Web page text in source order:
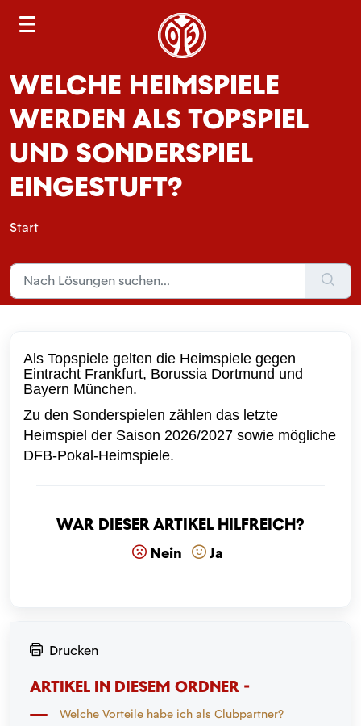
WELCHE HEIMSPIELE
WERDEN ALS TOPSPIEL
UND SONDERSPIEL
EINGESTUFT?
Start
Als Topspiele gelten die Heimspiele gegen
Eintracht Frankfurt, Borussia Dortmund und
Bayern München.
Zu den Sonderspielen zählen das letzte
Heimspiel der Saison 2026/2027 sowie mögliche
DFB-Pokal-Heimspiele.
War dieser Artikel hilfreich?
Nein Ja
Drucken
ARTIKEL IN DIESEM ORDNER -
Welche Vorteile habe ich als Clubpartner?